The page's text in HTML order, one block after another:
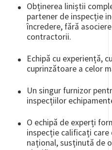
Obținerea liniștii
partener de inspecție
încredere, fără
contractorii.
Echipă cu experiență,
cuprinzătoare a celor
Un singur furnizor
inspecțiilor
O echipă de experți
inspecție calificați care
național, susținută de